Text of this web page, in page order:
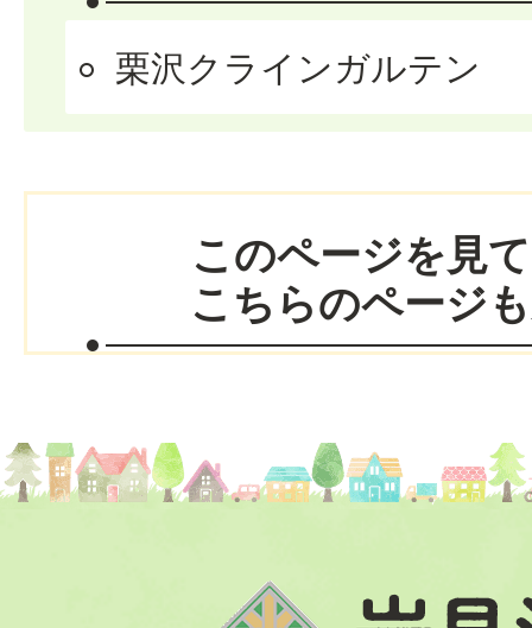
栗沢クラインガルテン
このページを見
こちらのページ